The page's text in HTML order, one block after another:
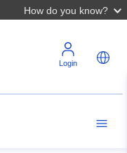
How do you know?
Login